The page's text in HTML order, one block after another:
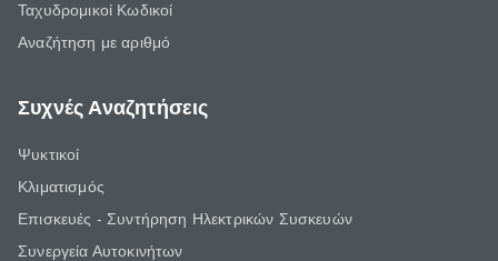
Ταχυδρομικοί Κωδικοί
Αναζήτηση με αριθμό
Συχνές Αναζητήσεις
Ψυκτικοί
Κλιματισμός
Επισκευές - Συντήρηση Ηλεκτρικών Συσκευών
Συνεργεία Αυτοκινήτων